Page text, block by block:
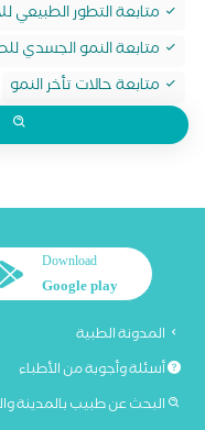
متابعة التطور الطبيعي
متابعة النمو الجسدي
متابعة حالات تأخر النمو
Download
Google play
المدونة الطبية
أسئلة وأجوبة من الأطباء
البحث عن طبيب بالمدينة